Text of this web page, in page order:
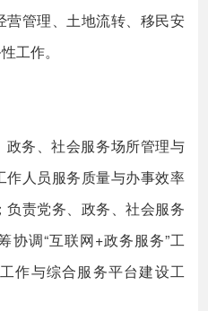
管理、土地流转、移民安
工作。
务、社会服务场所管理与
人员服务质量与办事效率
责党务、政务、社会服务
协调“互联网+政务服务”工
作与综合服务平台建设工